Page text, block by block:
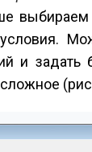
выбираем
и задать